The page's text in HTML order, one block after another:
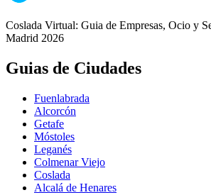
Coslada Virtual: Guia de Empresas, Ocio y
Madrid 2026
Guias de Ciudades
Fuenlabrada
Alcorcón
Getafe
Móstoles
Leganés
Colmenar Viejo
Coslada
Alcalá de Henares